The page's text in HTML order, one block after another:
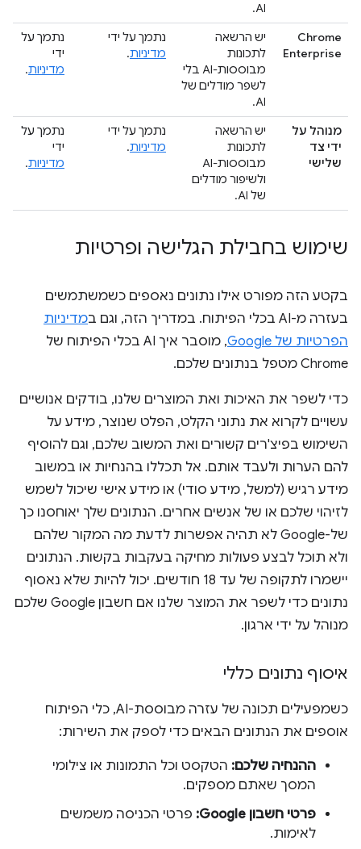
AI.
Chrome
Enterprise
יש הרשאה
לתכונות
מבוססות-AI בלי
לשפר מודלים של
AI.
נתמך על ידי
מדיניות.
נתמך על
ידי
מדיניות.
מנוהל על
ידי צד
שלישי
יש הרשאה
לתכונות
מבוססות-AI
ולשיפור מודלים
של AI.
נתמך על ידי
מדיניות.
נתמך על
ידי
מדיניות.
שימוש בחבילת הגלישה ופרטיות
בקטע הזה מפורט אילו נתונים נאספים כשמשתמשים
בעזרה מ-AI בכלי הפיתוח. במדריך הזה, וגם ב
מדיניות
הפרטיות של Google
, מוסבר איך AI בכלי הפיתוח של
Chrome מטפל בנתונים שלכם.
כדי לשפר את האיכות ואת המוצרים שלנו, בודקים אנושיים
עשויים לקרוא את נתוני הקלט, הפלט שנוצר, מידע על
השימוש בפיצ'רים קשורים ואת המשוב שלכם, וגם להוסיף
להם הערות ולעבד אותם. אל תכללו בהנחיות או במשוב
מידע רגיש (למשל, מידע סודי) או מידע אישי שיכול לשמש
לזיהוי שלכם או של אנשים אחרים. הנתונים שלך יאוחסנו כך
של-Google לא תהיה אפשרות לדעת מה המקור שלהם
ולא תוכל לבצע פעולות מחיקה בעקבות בקשות. הנתונים
יישמרו לתקופה של עד 18 חודשים. יכול להיות שלא נאסוף
נתונים כדי לשפר את המוצר שלנו אם חשבון Google שלכם
מנוהל על ידי ארגון.
איסוף נתונים כללי
כשמפעילים תכונה של עזרה מבוססת-AI, כלי הפיתוח
אוספים את הנתונים הבאים כדי לספק את השירות:
ההנחיה שלכם: הטקסט וכל התמונות או צילומי
המסך שאתם מספקים.
פרטי חשבון Google:
פרטי הכניסה משמשים
לאימות.